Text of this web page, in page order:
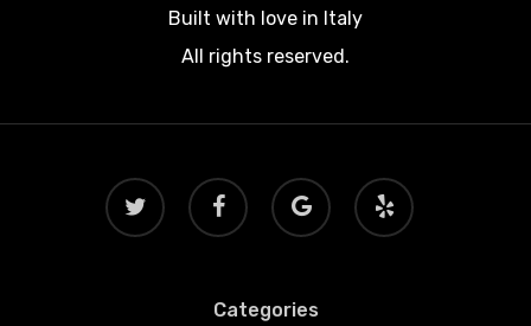
Built with love in Italy
All rights reserved.
twitter facebook
google-
plus
yelp
Categories